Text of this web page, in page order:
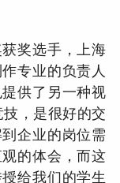
奖选手，上海
专业的负责人
供了另一种视
，是很好的交
企业的岗位需
的体会，而这
给我们的学生